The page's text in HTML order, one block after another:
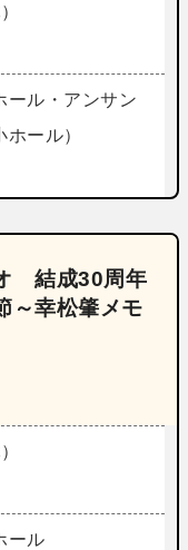
ール・アンサン
ール）
結成30周年
～幸松肇メモ
ール